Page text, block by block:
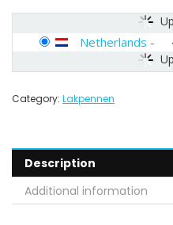
Netherlands -
Category: Lakpennen
Description
Additional information